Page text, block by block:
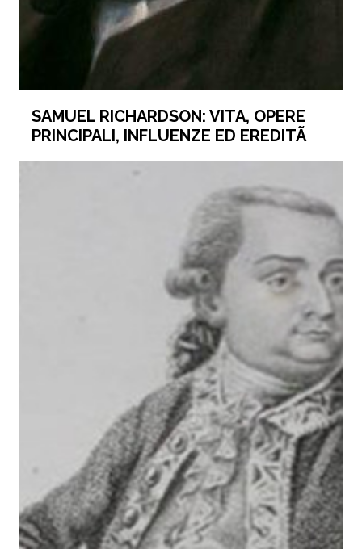
SAMUEL RICHARDSON: VITA, OPERE
PRINCIPALI, INFLUENZE ED EREDITÃ